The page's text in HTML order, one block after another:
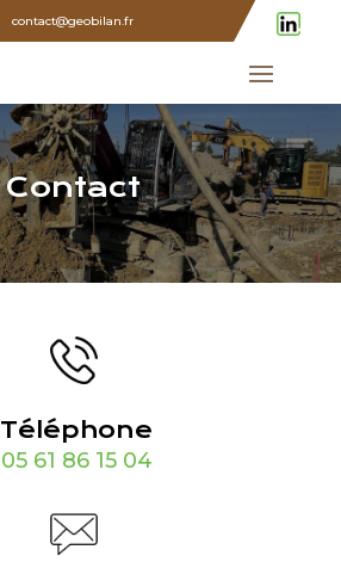
contact@geobilan.fr
Contact
Téléphone
05 61 86 15 04